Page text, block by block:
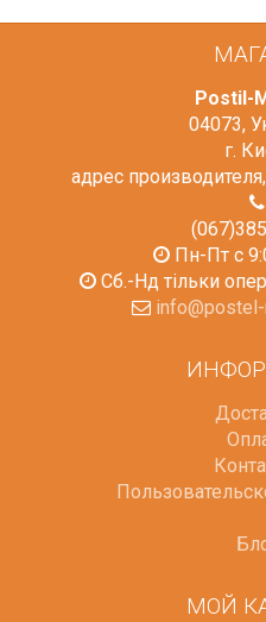
Postil-
04073,
г.
адрес
Пн-Пт с
Сб.-Нд тільки
МОЙ